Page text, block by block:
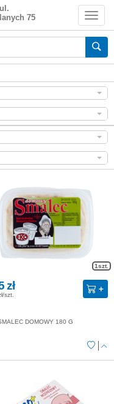
75
1szt.
zł
szt.
DOMOWY 180 G